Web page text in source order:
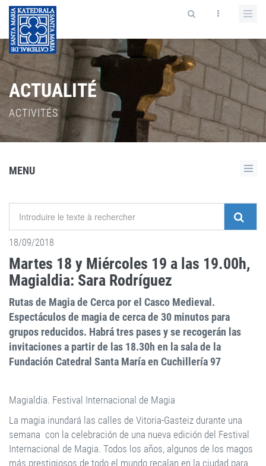
ACTUALITÉ
ACTIVITÉS
MENU
18/09/2018
Martes 18 y Miércoles 19 a las 19.00h,
Magialdia: Sara Rodríguez
Rutas de Magia de Cerca por el Casco Medieval.
Espectáculos de magia de cerca de 30 minutos para
grupos reducidos. Habrá tres pases y se recogerán las
invitaciones a partir de las 18.30h en la sala de la
Fundación Catedral Santa María en Cuchillería 97
Magialdia. Festival Internacional de Magia
La magia inundará las calles de Vitoria-Gasteiz durante una
semana con la celebración de una nueva edición del Festival
Internacional de Magia. Todos los años, algunos de los magos
más prestigiosos de todo el mundo recalan en la ciudad para